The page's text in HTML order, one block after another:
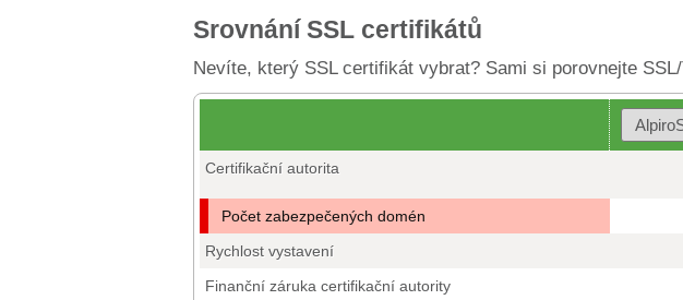
Srovnání SSL certifikátů
Nevíte, který SSL certifikát vybrat? Sami si porovnejte
Certifikační autorita
Počet zabezpečených domén
Rychlost vystavení
Finanční záruka certifikační autority